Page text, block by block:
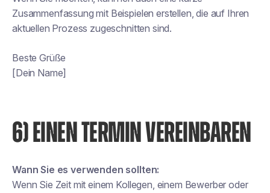
Zusammenfassung mit Beispielen erstellen, die auf Ihren
aktuellen Prozess zugeschnitten sind.
Beste Grüße
[Dein Name]
6) EINEN TERMIN VEREINBAREN
Wann Sie es verwenden sollten:
Wenn Sie Zeit mit einem Kollegen, einem Bewerber oder